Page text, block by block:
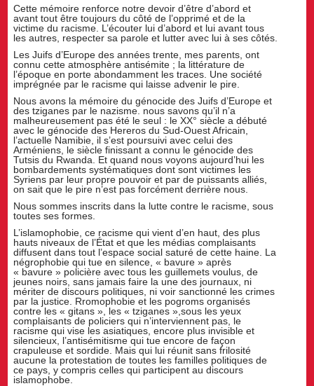
Cette mémoire renforce notre devoir d’être d’abord et
avant tout être toujours du côté de l’opprimé et de la
victime du racisme. L’écouter lui d’abord et lui avant tous
les autres, respecter sa parole et lutter avec lui à ses côtés.
Les Juifs d’Europe des années trente, mes parents, ont
connu cette atmosphère antisémite ; la littérature de
l’époque en porte abondamment les traces. Une société
imprégnée par le racisme qui laisse advenir le pire.
Nous avons la mémoire du génocide des Juifs d’Europe et
des tziganes par le nazisme. nous savons qu’il n’a
malheureusement pas été le seul : le XX° siècle a débuté
avec le génocide des Hereros du Sud-Ouest Africain,
l’actuelle Namibie, il s’est poursuivi avec celui des
Arméniens, le siècle finissant a connu le génocide des
Tutsis du Rwanda. Et quand nous voyons aujourd’hui les
bombardements systématiques dont sont victimes les
Syriens par leur propre pouvoir et par de puissants alliés,
on sait que le pire n’est pas forcément derrière nous.
Nous sommes inscrits dans la lutte contre le racisme, sous
toutes ses formes.
L’islamophobie, ce racisme qui vient d’en haut, des plus
hauts niveaux de l’État et que les médias complaisants
diffusent dans tout l’espace social saturé de cette haine. La
négrophobie qui tue en silence, « bavure » après
« bavure » policière avec tous les guillemets voulus, de
jeunes noirs, sans jamais faire la une des journaux, ni
mériter de discours politiques, ni voir sanctionné les crimes
par la justice. Rromophobie et les pogroms organisés
contre les « gitans », les « tziganes »,sous les yeux
complaisants de policiers qui n’interviennent pas, le
racisme qui vise les asiatiques, encore plus invisible et
silencieux, l’antisémitisme qui tue encore de façon
crapuleuse et sordide. Mais qui lui réunit sans frilosité
aucune la protestation de toutes les familles politiques de
ce pays, y compris celles qui participent au discours
islamophobe.